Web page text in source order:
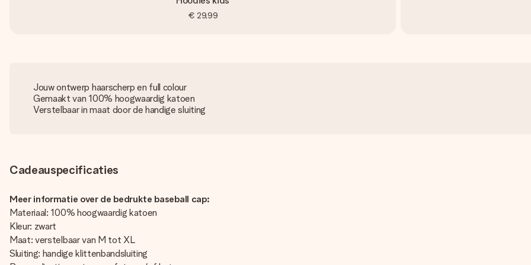
€ 29,99
Jouw ontwerp haarscherp en full colour
Gemaakt van 100% hoogwaardig katoen
Verstelbaar in maat door de handige sluiting
Cadeauspecificaties
Meer informatie over de bedrukte baseball cap:
Materiaal: 100% hoogwaardig katoen
Kleur: zwart
Maat: verstelbaar van M tot XL
Sluiting: handige klittenbandsluiting